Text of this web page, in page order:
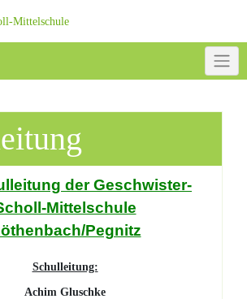
der Geschwister-
Mittelschule
Pegnitz
Schulleitung:
Achim Gluschke